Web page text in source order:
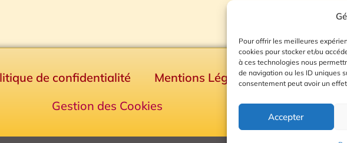
Pour offrir les meilleures
cookies pour stocker et/ou
à ces technologies nous
de navigation ou les ID uniques
consentement peut avoir un
Accepter
de confidentialité Mentions Légales
Plan du site
Gestion des Cookies